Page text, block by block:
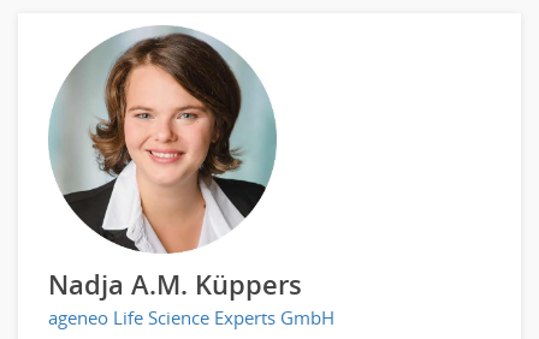
Universität, Fachhochschule
Unterricht: Grundschule
Unterricht: Sekundarstufe
Architektur
Fotografie, Video
Grafik- und Kommunikationsdesign
Medien-, Screen-, Webdesign
Produktdesign, Industriedesign
Theater, Schauspiel, Musik, Tanz
Nadja A.M. Küppers
ageneo Life Science Experts GmbH